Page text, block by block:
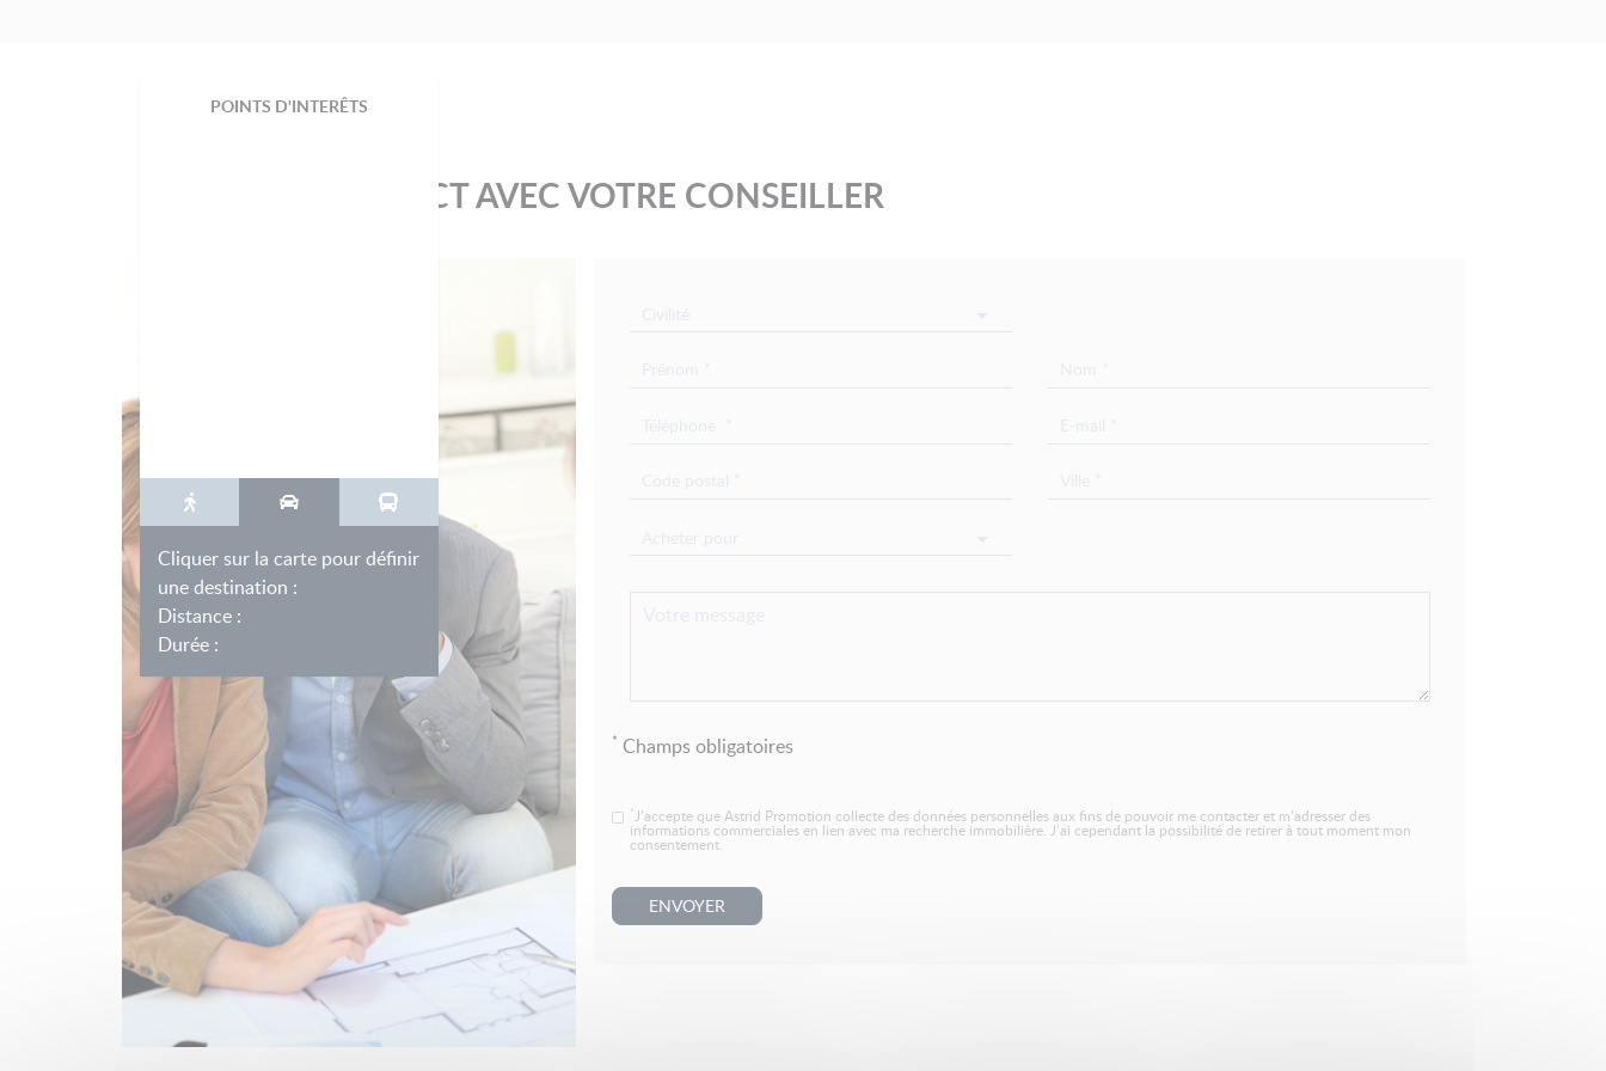
POINTS D'INTERÊTS
Cliquer sur la carte pour définir
une destination :
Distance :
Durée :
PRENEZ CONTACT AVEC VOTRE CONSEILLER
* Champs obligatoires
* J’accepte que Astrid Promotion collecte des données personnelles aux fins de pouvoir me contacter et m’adresser des
informations commerciales en lien avec ma recherche immobilière. J’ai cependant la possibilité de retirer à tout moment mon
consentement.
ENVOYER